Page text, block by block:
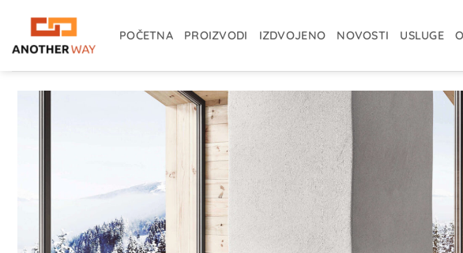
content
POČETNA PROIZVODI IZDVOJENO NOVOSTI USLUGE